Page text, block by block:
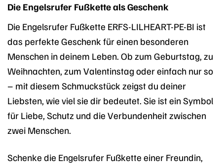
Die Engelsrufer Fußkette als Geschenk
Die Engelsrufer Fußkette ERFS-LILHEART-PE-BI ist
das perfekte Geschenk für einen besonderen
Menschen in deinem Leben. Ob zum Geburtstag, zu
Weihnachten, zum Valentinstag oder einfach nur so
– mit diesem Schmuckstück zeigst du deiner
Liebsten, wie viel sie dir bedeutet. Sie ist ein Symbol
für Liebe, Schutz und die Verbundenheit zwischen
zwei Menschen.
Schenke die Engelsrufer Fußkette einer Freundin,